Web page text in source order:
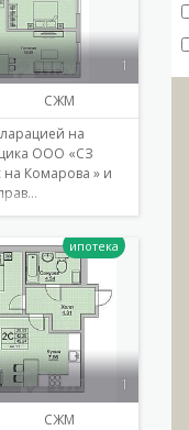
1
СЖМ
на
ООО «СЗ
Комарова » и
Подробнее
1
СЖМ